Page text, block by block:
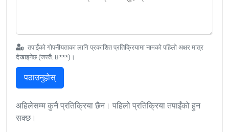
तपाईंको गोपनीयताका लागि प्रकाशित प्रतिक्रियामा नामको पहिलो अक्षर मात्र
देखाइनेछ (जस्तै: B***)।
पठाउनुहोस्
अहिलेसम्म कुनै प्रतिक्रिया छैन। पहिलो प्रतिक्रिया तपाईंको हुन
सक्छ।